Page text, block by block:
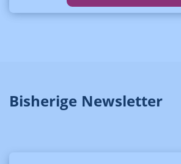
Bisherige Newsletter